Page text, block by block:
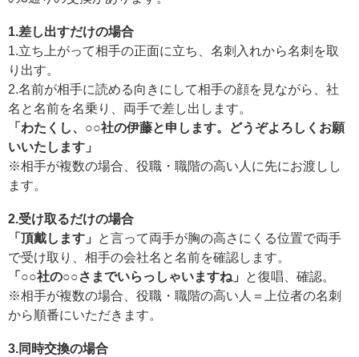
1.差し出すだけの場合
1.立ち上がって相手の正面に立ち、名刺入れから名刺を取
り出す。
2.名前が相手に読める向きにして相手の顔を見ながら、社
名と名前を名乗り、両手で差し出します。
「わたくし、○○社の伊藤と申します。どうぞよろしくお願
いいたします」
※相手が複数の場合、役職・職階の高い人に先にお渡しし
ます。
2.受け取るだけの場合
「頂戴します」
と言って両手が胸の高さにくる位置で両手
で受け取り、相手の会社名と名前を確認します。
「○○社の○○さまでいらっしゃいますね」
と復唱、確認。
※相手が複数の場合、役職・職階の高い人＝上位者の名刺
から順番にいただきます。
3.同時交換の場合